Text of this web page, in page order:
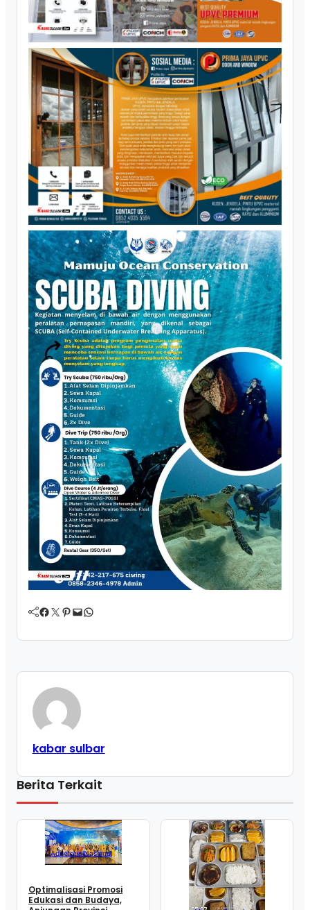
Facebook Twitter Pinterest Mail WhatsApp
kabar sulbar
Berita Terkait
AdvetorialNasional
Optimalisasi Promosi
Edukasi dan Budaya,